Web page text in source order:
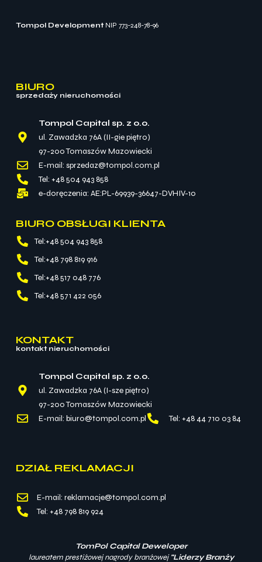
Tompol Development NIP 773-248-78-96
BIURO
sprzedaży nieruchomości
Tompol Capital sp. z o.o.
ul. Zawadzka 76A (II-gie piętro)
97-200 Tomaszów Mazowiecki
E-mail: sprzedaz@tompol.com.pl
Tel: +48 504 943 858
e-doręczenia: AE:PL-69939-36647-DVHIV-10
BIURO OBSŁUGI KLIENTA
Tel:+48 504 943 858
Tel:+48 798 819 916
Tel:+48 517 048 776
Tel:+48 571 422 056
KONTAKT
kontakt nieruchomości
Tompol Capital sp. z o.o.
ul. Zawadzka 76A (I-sze piętro)
97-200 Tomaszów Mazowiecki
E-mail: biuro@tompol.com.pl
Tel: +48 44 710 03 84
DZIAŁ REKLAMACJI
E-mail: reklamacje@tompol.com.pl
Tel: +48 798 819 924
TomPol Capital Deweloper
laureatem prestiżowej nagrody branżowej"Liderzy Branży